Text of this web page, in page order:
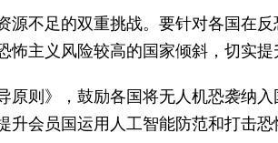
不足的双重挑战。要针对各国在
主义风险较高的国家倾斜，切实提
则》，鼓励各国将无人机恐袭纳
会员国运用人工智能防范和打击